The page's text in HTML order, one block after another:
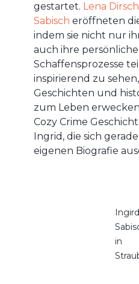
gestartet. Lena
Sabisch eröffneten
indem sie nicht nur
auch ihre
Schaffensprozesse
inspirierend zu
Geschichten und
zum Leben
Cozy Crime
Ingrid, die sich
eigenen Biografie
Ingird
in